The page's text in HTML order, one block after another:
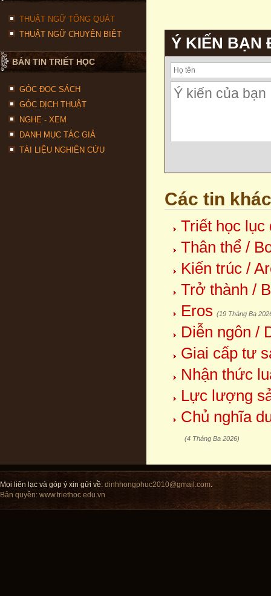
THUẬT NGỮ TỔNG QUÁT
THUẬT NGỮ CHUYÊN BIỆT
BẢN TIN TRIẾT HỌC
GÓC ĐỌC SÁCH
GÓC DỊCH THUẬT
NGHE - XEM
DANH MỤC TÁC GIẢ
TÀI LIỆU NGHIÊN CỨU
Ý KIẾN BẠN
Các tin khác
Triết học lục
Thân thể /
Kiến trúc /
Trở thành /
Eros (19 Tháng Ba
Diễn ngôn /
Giai cấp tư
Nhận thức
Lực lượng
Chủ nghĩa
(4 Tháng Ba 2026)
Mọi liên lạc và góp ý xin gửi về: dinhhongphuc2010@gmail.com.
Bản quyền: www.triethoc.edu.vn